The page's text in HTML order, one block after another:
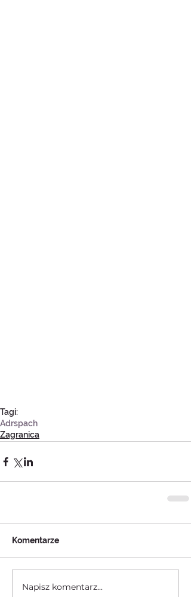
Tagi:
Adrspach
Zagranica
Komentarze
Napisz komentarz...